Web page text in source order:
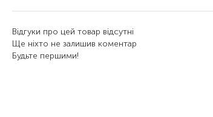
Відгуки про цей товар відсутні
Ще ніхто не залишив коментар
Будьте першими!